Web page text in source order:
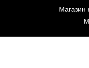
Магазин